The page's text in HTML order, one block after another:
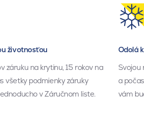
životnosťou
záruku na krytinu, 15 rokov na
všetky podmienky záruky
v Záručnom liste.
Odolá
Svojou
a
vám